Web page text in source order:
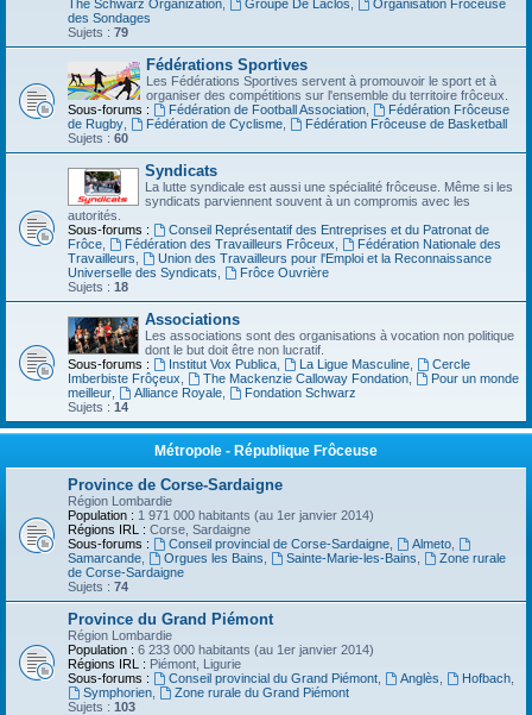
The Schwarz Organization Groupe De Laclos
Organisation Frôceuse
des Sondages
Sujets : 79
Fédérations Sportives
Les Fédérations Sportives servent à promouvoir le sport et à
organiser des compétitions sur l'ensemble du territoire frôceux.
Sous-forums :
Fédération de Football Association,
Fédération Frôceuse
de Rugby
Fédération de Cyclisme,
Fédération Frôceuse de Basketball
Sujets : 60
Syndicats
La lutte syndicale est aussi une spécialité frôceuse. Même si les
syndicats parviennent souvent à un compromis avec les
autorités.
Sous-forums :
Conseil Représentatif des Entreprises et du Patronat de
Frôce
Fédération des Travailleurs Frôceux
Fédération Nationale des
Travailleurs
Union des Travailleurs pour l'Emploi et la Reconnaissance
Universelle des Syndicats
Frôce Ouvrière
Sujets : 18
Associations
Les associations sont des organisations à vocation non politique
dont le but doit être non lucratif.
Sous-forums :
Institut Vox Publica, La Ligue Masculine,
Cercle
Imberbiste Frôçeux
The Mackenzie Calloway Fondation,
Pour un monde
meilleur
Alliance Royale,
Fondation Schwarz
Sujets : 14
Métropole - République Frôceuse
Province de Corse-Sardaigne
Région Lombardie
Population : 1 971 000 habitants (au 1er janvier 2014)
Régions IRL : Corse, Sardaigne
Sous-forums :
Conseil provincial de Corse-Sardaigne, Almeto,
Samarcande
Orgues les Bains Sainte-Marie-les-Bains
Zone rurale
de Corse-Sardaigne
Sujets : 74
Province du Grand Piémont
Région Lombardie
Population : 6 233 000 habitants (au 1er janvier 2014)
Régions IRL : Piémont, Ligurie
Sous-forums :
Conseil provincial du Grand Piémont, Anglès Hofbach,
Symphorien,
Zone rurale du Grand Piémont
Sujets : 103